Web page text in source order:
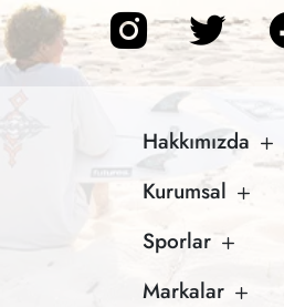
Hakkımızda
Kurumsal
Sporlar
Markalar